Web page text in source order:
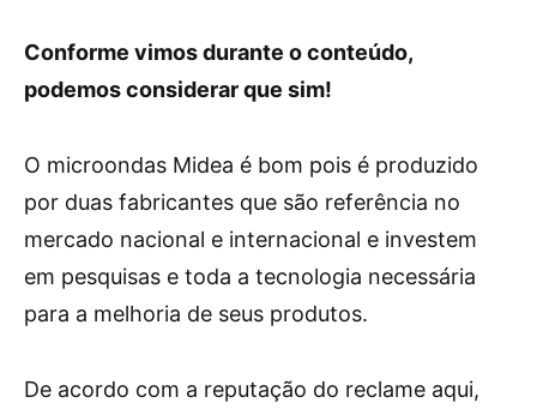
Conforme vimos durante o conteúdo,
podemos considerar que sim!
O microondas Midea é bom pois é produzido
por duas fabricantes que são referência no
mercado nacional e internacional e investem
em pesquisas e toda a tecnologia necessária
para a melhoria de seus produtos.
De acordo com a reputação do reclame aqui,